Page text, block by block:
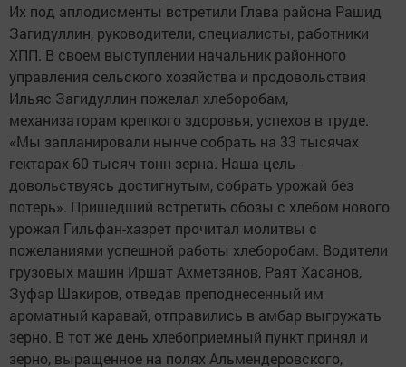
Их под аплодисменты встретили Глава района Рашид
Загидуллин, руководители, специалисты, работники
ХПП. В своем выступлении начальник районного
управления сельского хозяйства и продовольствия
Ильяс Загидуллин пожелал хлеборобам,
механизаторам крепкого здоровья, успехов в труде.
«Мы запланировали нынче собрать на 33 тысячах
гектарах 60 тысяч тонн зерна. Наша цель -
довольствуясь достигнутым, собрать урожай без
потерь». Пришедший встретить обозы с хлебом нового
урожая Гильфан-хазрет прочитал молитвы с
пожеланиями успешной работы хлеборобам. Водители
грузовых машин Иршат Ахметзянов, Раят Хасанов,
Зуфар Шакиров, отведав преподнесенный им
ароматный каравай, отправились в амбар выгружать
зерно. В тот же день хлебоприемный пункт принял и
зерно, выращенное на полях Альмендеровского,